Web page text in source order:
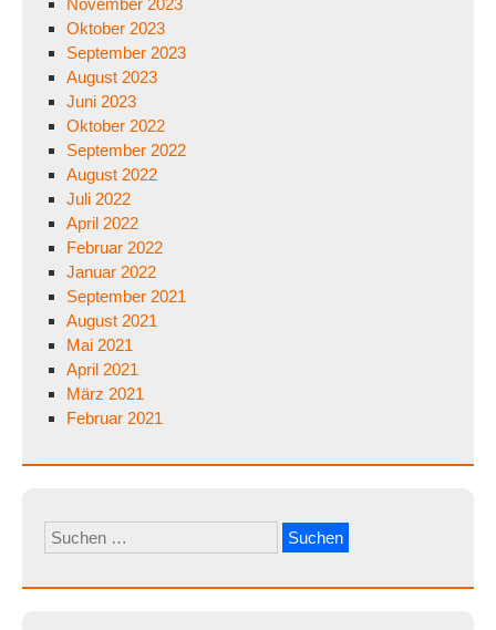
November 2023
Oktober 2023
September 2023
August 2023
Juni 2023
Oktober 2022
September 2022
August 2022
Juli 2022
April 2022
Februar 2022
Januar 2022
September 2021
August 2021
Mai 2021
April 2021
März 2021
Februar 2021
Suchen
nach: